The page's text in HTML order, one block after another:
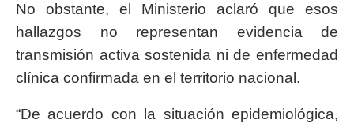
No obstante, el Ministerio aclaró que esos
hallazgos no representan evidencia de
transmisión activa sostenida ni de enfermedad
clínica confirmada en el territorio nacional.
“De acuerdo con la situación epidemiológica,